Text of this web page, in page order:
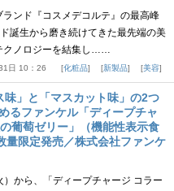
ンド『コスメデコルテ』の最高峰
誕生から磨き続けてきた最先端の美
クノロジーを結集し……
日 10：26 化粧品 新製品 美容
味」と「マスカット味」の2つ
るファンケル「ディープチャ
葡萄ゼリー」（機能性表示食
量限定発売／株式会社ファンケ
から、「ディープチャージ コラー